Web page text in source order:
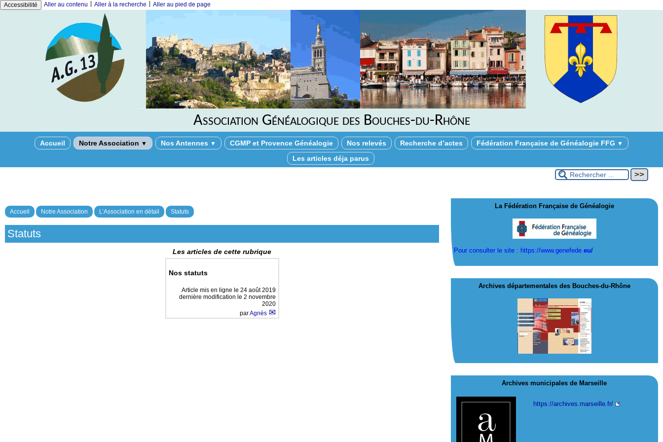
Accessibilité Aller au contenu Aller à la recherche Aller au pied de page
Association Généalogique des Bouches-du-Rhône
Accueil Notre Association ▼ Nos Antennes ▼ CGMP et Provence Généalogie Nos relevés Recherche d’actes Fédération Française de Généalogie FFG ▼
Les articles déja parus
Accueil Notre Association L’Association en détail Statuts
Statuts
Les articles de cette rubrique
Nos statuts
Article mis en ligne le 24 août 2019
dernière modification le 2 novembre
2020
parAgnès
La Fédération Française de Généalogie
Pour consulter le site : https://www.genefede.eu/
Archives départementales des Bouches-du-Rhône
Archives municipales de Marseille
https://archives.marseille.fr/